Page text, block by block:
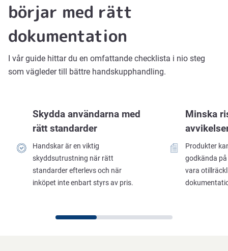
börjar med rätt
dokumentation
I vår guide hittar du en omfattande checklista i nio steg
som vägleder till bättre handskupphandling.
Skydda användarna med
rätt standarder
Handskar är en viktig
skyddsutrustning när rätt
standarder efterlevs och när
inköpet inte enbart styrs av pris.
Minska
Produkter
godkända
vara